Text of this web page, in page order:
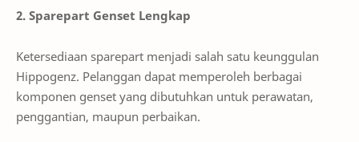
2. Sparepart Genset Lengkap
Ketersediaan sparepart menjadi salah satu keunggulan
Hippogenz. Pelanggan dapat memperoleh berbagai
komponen genset yang dibutuhkan untuk perawatan,
penggantian, maupun perbaikan.